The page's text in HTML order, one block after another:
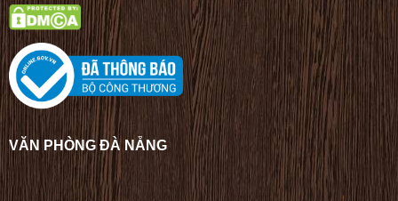
VĂN PHÒNG ĐÀ NẴNG